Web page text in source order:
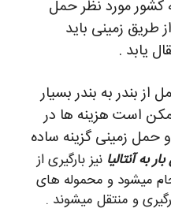
کشور مورد نظر حمل
طریق زمینی باید
یابد .
بندر به بندر بسیار
است هزینه ها در
زمینی گزینه ساده
به آنتالیا نیز بارگیری از
میشود و محموله های
و منتقل میشوند .